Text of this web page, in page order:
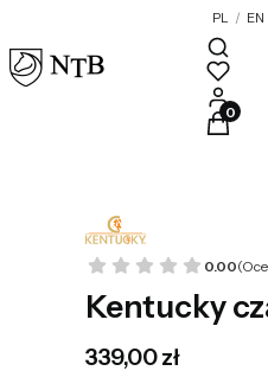
PL / EN
0.00
Kentucky
Cena
339,00 zł